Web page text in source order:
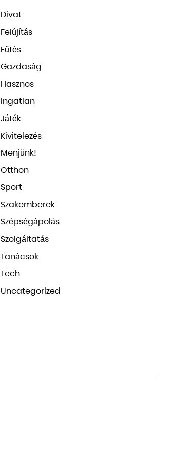
Divat
Felújítás
Fűtés
Gazdaság
Hasznos
Ingatlan
Játék
Kivitelezés
Menjünk!
Otthon
Sport
Szakemberek
Szépségápolás
Szolgáltatás
Tanácsok
Tech
Uncategorized